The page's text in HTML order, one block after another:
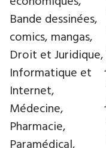
Bande dessinées,
comics, mangas,
Droit et Juridique,
Informatique et
Internet,
Médecine,
Pharmacie,